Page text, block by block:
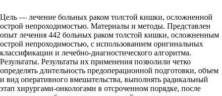
Цель — лечение больных раком толстой кишки, осложненной
острой непроходимостью. Материалы и методы. Представлен
опыт лечения 442 больных раком толстой кишки, осложненным
острой непроходимостью, с использованием оригинальных
классификации и лечебно-диагностического алгоритма.
Результаты. Результаты их применения позволили четко
определять длительность предоперационной подготовки, объем
и вид оперативного вмешательства, выполнять радикальный
этап хирургами-онкологами в отсроченном порядке, после